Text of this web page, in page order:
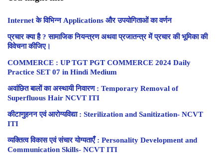
Internet के विभिन्न Applications और उपयोगिताओं का वर्णन
प्रचार क्या है ? सामाजिक नियन्त्रण अथवा प्रजातन्त्र में प्रचार की भूमिका की
विवेचना कीजिए।
COMMERCE : UP TGT PGT COMMERCE 2024 Daily
Practice SET 07 in Hindi Medium
अवांछित बालों का अस्थायी निवारण : Temporary Removal of
Superfluous Hair NCVT ITI
कीटाणुहनन एवं आरोग्यविद्या : Sterilization and Sanitization- NCVT
ITI
व्यक्तित्व विकास एवं संचार योग्यताएँ : Personality Development and
Communication Skills- NCVT ITI